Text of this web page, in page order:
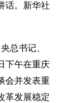
话。新华社
书记、
下午在重庆
会并发表重
革发展稳定